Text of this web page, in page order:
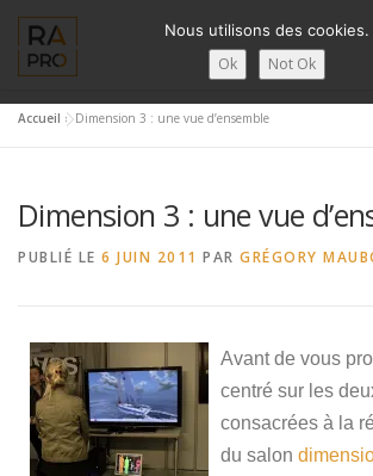
contenu
SERVICES RA’PRO ACTUALITÉ DE LA
English
Français
Accueil »Dimension 3 : une vue d’ensemble
Dimension 3 : une vue
PUBLIÉ LE 6 JUIN 2011 PAR GRÉGORY
Avant de vous
centré sur les
consacrées à la
du salon
Nous utilisons des cookies.
Ok Not Ok